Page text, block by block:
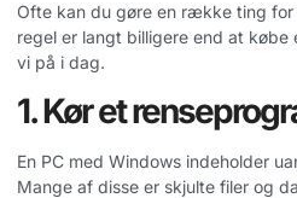
Ofte kan du gøre en række ting
regel er langt billigere end at købe
vi på i dag.
1. Kør et
En PC med Windows indeholder
Mange af disse er skjulte filer og